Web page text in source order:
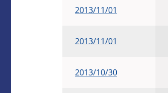
2013/11/01
2013/11/01
2013/10/30